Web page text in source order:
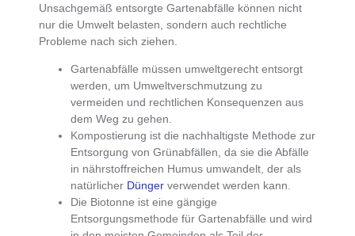
Unsachgemäß entsorgte Gartenabfälle können nicht
nur die Umwelt belasten, sondern auch rechtliche
Probleme nach sich ziehen
Gartenabfälle müssen umweltgerecht entsorgt
werden , um Umweltverschmutzung zu
vermeiden und rechtlichen Konsequenzen aus
dem Weg zu gehen.
Kompostierung ist die nachhaltigste Methode zur
Entsorgung von Grünabfällen , da sie die Abfälle
in nährstoffreichen Humus umwandelt, der als
natürlicher Dünger verwendet werden kann.
Die Biotonne ist eine gängige
Entsorgungsmethode für Gartenabfälle und wird